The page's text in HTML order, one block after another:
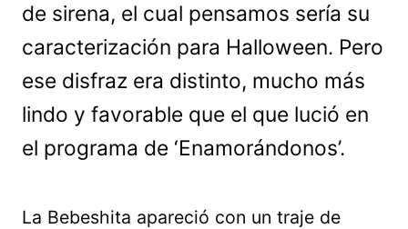
de sirena, el cual pensamos sería su
caracterización para Halloween. Pero
ese disfraz era distinto, mucho más
lindo y favorable que el que lució en
el programa de ‘Enamorándonos’.
La Bebeshita apareció con un traje de